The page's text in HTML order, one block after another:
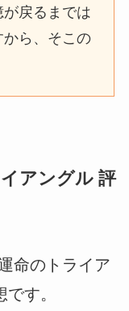
戻るまでは
ら、そこの
アングル 評
命のトライア
す。